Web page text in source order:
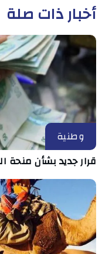
أخبار ذات صلة
وطنية
قرار جديد بشأن منحة